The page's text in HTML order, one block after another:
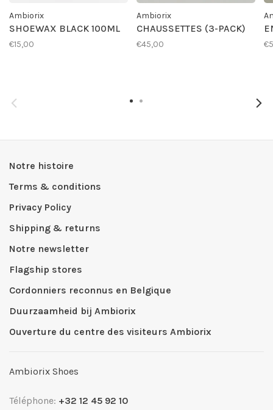
Ambiorix
SHOEWAX BLACK 100ML
€15,00
Ambiorix
CHAUSSETTES (3-PACK)
€45,00
Notre histoire
Terms & conditions
Privacy Policy
Shipping & returns
Notre newsletter
Flagship stores
Cordonniers reconnus en Belgique
Duurzaamheid bij Ambiorix
Ouverture du centre des visiteurs Ambiorix
Ambiorix Shoes
Téléphone: +32 12 45 92 10